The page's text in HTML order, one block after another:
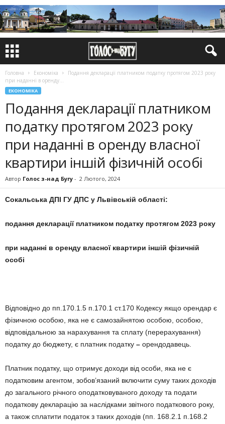
Головна Економіка
Подання декларації платником податку протягом 2023 року
при наданні в оренду...
ЕКОНОМІКА
Подання декларації платником
податку протягом 2023 року
при наданні в оренду власної
квартири іншій фізичній особі
Автор Голос з-над Бугу - 2 Лютого, 2024
Сокальська ДПІ ГУ ДПС у Львівській області:
подання декларації платником податку протягом 2023 року
при наданні в оренду власної квартири іншій фізичній
особі
Відповідно до пп.170.1.5 п.170.1 ст.170 Кодексу якщо орендар є
фізичною особою, яка не є самозайнятою особою, особою,
відповідальною за нарахування та сплату (перерахування)
податку до бюджету, є платник податку – орендодавець.
Платник податку, що отримує доходи від особи, яка не є
податковим агентом, зобов’язаний включити суму таких доходів
до загального річного оподатковуваного доходу та подати
податкову декларацію за наслідками звітного податкового року,
а також сплатити податок з таких доходів (пп. 168.2.1 п.168.2